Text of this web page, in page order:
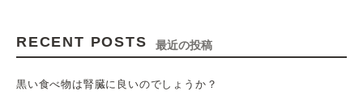
RECENT POSTS 最近の投稿
黒い食べ物は腎臓に良いのでしょうか？